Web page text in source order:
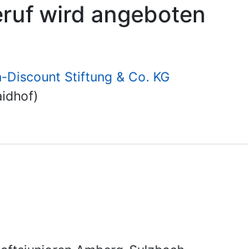
wird angeboten
Discount Stiftung & Co. KG